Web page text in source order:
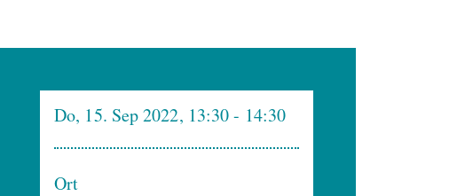
Do, 15. Sep 2022, 13:30- 14:30
Ort